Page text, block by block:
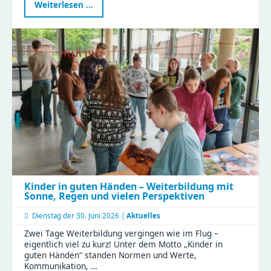
Weiterlesen …
besonderer
Tag
in
der
Gustav
|
Clubraum
eingeweiht
Kinder in guten Händen – Weiterbildung mit
Sonne, Regen und vielen Perspektiven
Dienstag der 30. Juni 2026 | Aktuelles
Zwei Tage Weiterbildung vergingen wie im Flug –
eigentlich viel zu kurz! Unter dem Motto „Kinder in
guten Händen“ standen Normen und Werte,
Kommunikation, …